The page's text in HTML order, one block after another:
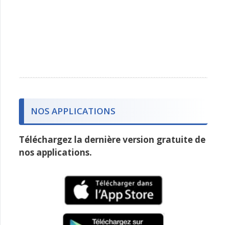
NOS APPLICATIONS
Téléchargez la dernière version gratuite de
nos applications.